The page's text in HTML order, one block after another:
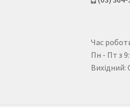
Час
Пн - Пт з
Вихідний: